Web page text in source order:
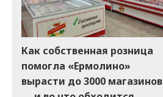
Как собственная розница
помогла «Ермолино»
вырасти до 3000 магазинов